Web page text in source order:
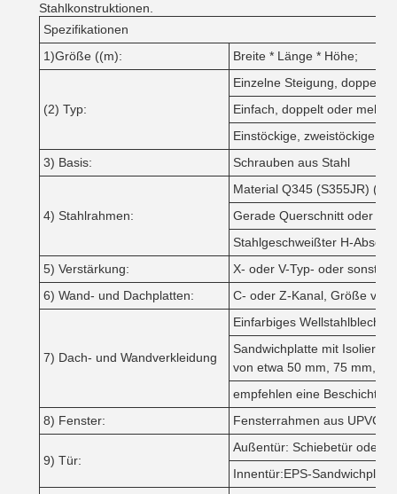
Stahlkonstruktionen.
Spezifikationen
1)Größe ((m):
Breite * Länge * Höhe;
(2) Typ:
Einzelne Steigung, doppelte
Einfach, doppelt oder
Einstöckige, zweistöckige,
3) Basis:
Schrauben aus Stahl
4) Stahlrahmen:
Material Q345 (S355JR)
Gerade Querschnitt oder
Stahlgeschweißter H-
5) Verstärkung:
X- oder V-Typ- oder
6) Wand- und Dachplatten:
C- oder Z-Kanal, Größe von
7) Dach- und Wandverkleidung
Einfarbiges Wellstahlblech
Sandwichplatte mit
von etwa 50 mm, 75 mm,
empfehlen eine
8) Fenster:
Fensterrahmen aus UPVC/
9) Tür:
Außentür: Schiebetür oder
Innentür:EPS-